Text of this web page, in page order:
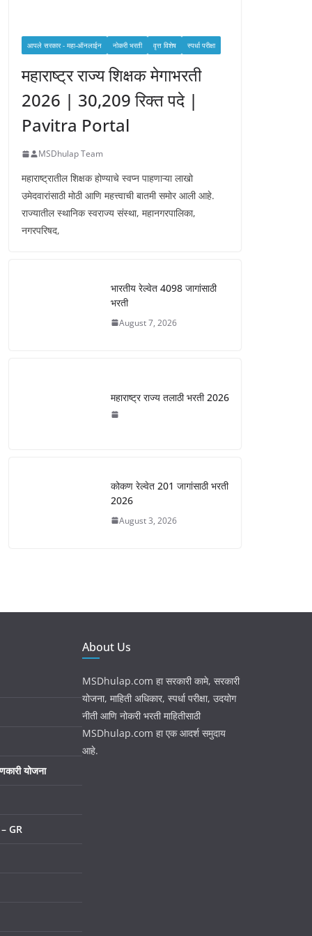
आपले सरकार - महा-ऑनलाईन नोकरी भरती वृत्त विशेष स्पर्धा परीक्षा
महाराष्ट्र राज्य शिक्षक मेगाभरती
2026 | 30,209 रिक्त पदे |
Pavitra Portal
MSDhulap Team
महाराष्ट्रातील शिक्षक होण्याचे स्वप्न पाहणाऱ्या लाखो
उमेदवारांसाठी मोठी आणि महत्त्वाची बातमी समोर आली आहे.
राज्यातील स्थानिक स्वराज्य संस्था, महानगरपालिका,
नगरपरिषद,
भारतीय रेल्वेत 4098 जागांसाठी
भरती
August 7, 2026
महाराष्ट्र राज्य तलाठी भरती 2026
कोकण रेल्वेत 201 जागांसाठी भरती
2026
August 3, 2026
योजना
– GR
About Us
MSDhulap.com हा सरकारी कामे, सरकारी
योजना, माहिती अधिकार, स्पर्धा परीक्षा, उदयोग
नीती आणि नोकरी भरती माहितीसाठी
MSDhulap.com हा एक आदर्श समुदाय
आहे.